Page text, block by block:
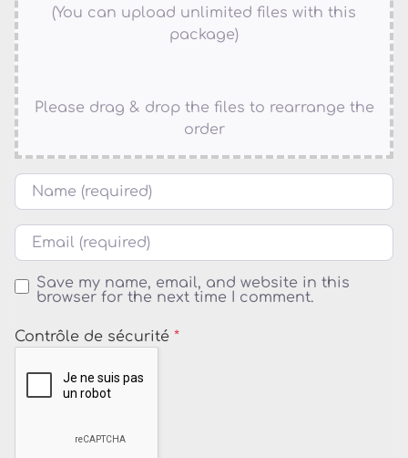
(You can upload unlimited files with this
package)
Please drag & drop the files to rearrange the
order
Name
Courriel
Save my name, email, and website in this
browser for the next time I comment.
Contrôle de sécurité *